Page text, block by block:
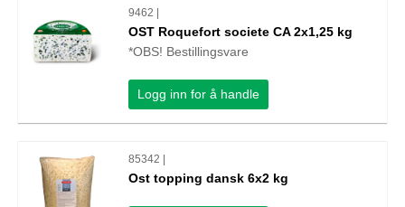
9462 |
OST Roquefort societe CA 2x1,25 kg
*OBS! Bestillingsvare
Logg inn for å handle
85342 |
Ost topping dansk 6x2 kg